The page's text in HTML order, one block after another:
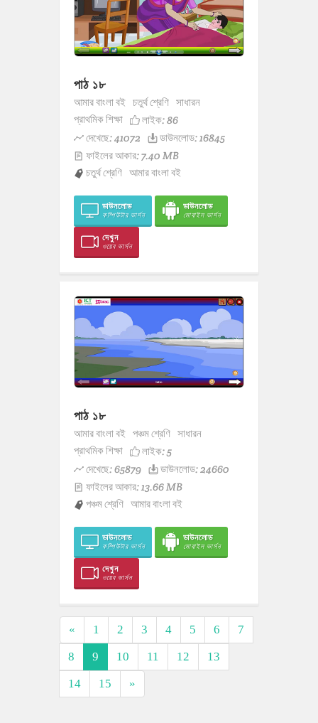
পাঠ ১৮
আমার বাংলা বই চতুর্থ শ্রেণি সাধারন
প্রাথমিক শিক্ষা
লাইক:86
দেখেছে: 41072
ডাউনলোড: 16845
ফাইলের আকার: 7.40 MB
চতুর্থ শ্রেণি আমার বাংলা বই
ডাউনলোড
কম্পিউটার ভার্সন
ডাউনলোড
মোবাইল ভার্সন
দেখুন
ওয়েব ভার্সন
পাঠ ১৮
আমার বাংলা বই পঞ্চম শ্রেণি সাধারন
প্রাথমিক শিক্ষা
লাইক:5
দেখেছে: 65879
ডাউনলোড: 24660
ফাইলের আকার: 13.66 MB
পঞ্চম শ্রেণি আমার বাংলা বই
ডাউনলোড
কম্পিউটার ভার্সন
ডাউনলোড
মোবাইল ভার্সন
দেখুন
ওয়েব ভার্সন
« 1 2 3 4 5 6
7
8
9 10 11 12
13
14
15 »